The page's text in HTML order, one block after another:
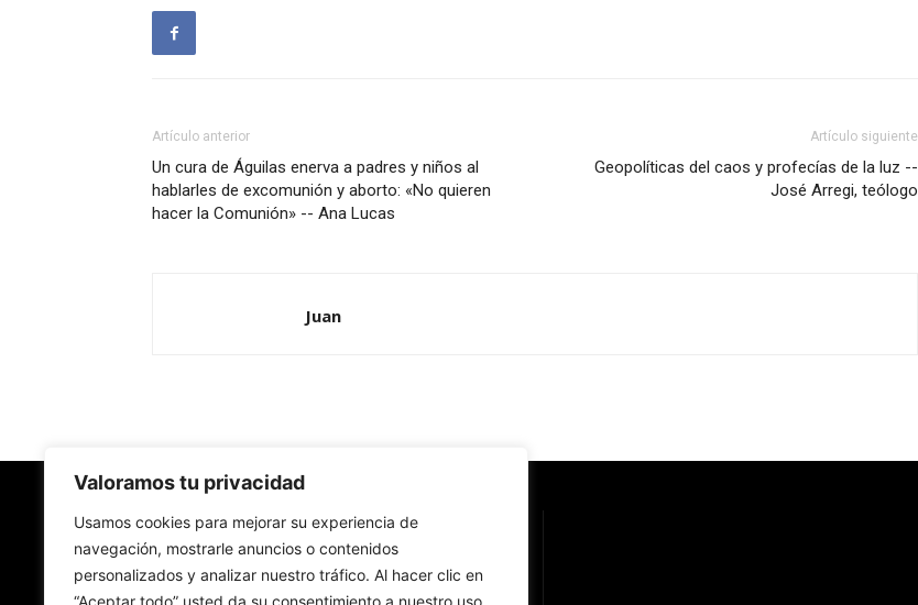
Valoramos tu privacidad
Usamos cookies para mejorar su experiencia de
navegación, mostrarle anuncios o contenidos
personalizados y analizar nuestro tráfico. Al hacer clic en
“Aceptar todo” usted da su consentimiento a nuestro uso
Artículo anterior
Un cura de Águilas enerva a padres y niños al
hablarles de excomunión y aborto: «No quieren
hacer la Comunión» -- Ana Lucas
Artículo siguiente
Geopolíticas del caos y profecías de la luz --
José Arregi, teólogo
Juan
Redes Cristianas
Una mirada alternativa sobre la Iglesia católica y la